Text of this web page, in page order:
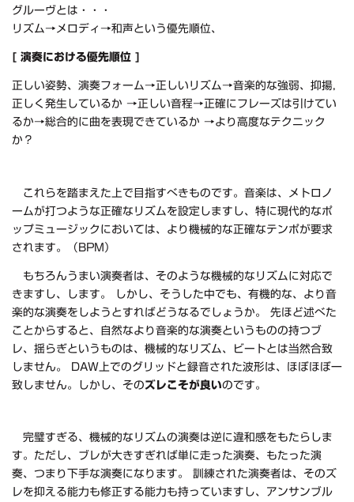
グルーヴとは・・・
リズム→メロディ→和声という優先順位、
[ 演奏における優先順位 ]
正しい姿勢、演奏フォーム→正しいリズム→音楽的な強弱、抑揚,
正しく発生しているか →正しい音程→正確にフレーズは引けてい
るか→総合的に曲を表現できているか →より高度なテクニック
か？
これらを踏まえた上で目指すべきものです。音楽は、メトロノ
ームが打つような正確なリズムを設定しますし、特に現代的なポ
ップミュージックにおいては、より機械的な正確なテンポが要求
されます。（BPM）
もちろんうまい演奏者は、そのような機械的なリズムに対応で
きますし、します。 しかし、そうした中でも、有機的な、より音
楽的な演奏をしようとすればどうなるでしょうか。 先ほど述べた
ことからすると、自然なより音楽的な演奏というものの持つブ
レ、揺らぎというものは、機械的なリズム、ビートとは当然合致
しません。 DAW上でのグリッドと録音された波形は、ほぼほぼ一
致しません。しかし、そのズレこそが良いのです。
完璧すぎる、機械的なリズムの演奏は逆に違和感をもたらしま
す。ただし、ブレが大きすぎれば単に走った演奏、もたった演
奏、つまり下手な演奏になります。 訓練された演奏者は、そのズ
レを抑える能力も修正する能力も持っていますし、アンサンブル